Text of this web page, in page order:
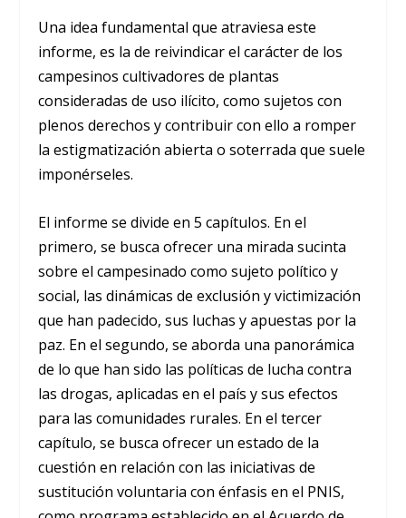
Una idea fundamental que atraviesa este
informe, es la de reivindicar el carácter de los
campesinos cultivadores de plantas
consideradas de uso ilícito, como sujetos con
plenos derechos y contribuir con ello a romper
la estigmatización abierta o soterrada que suele
imponérseles.
El informe se divide en 5 capítulos. En el
primero, se busca ofrecer una mirada sucinta
sobre el campesinado como sujeto político y
social, las dinámicas de exclusión y victimización
que han padecido, sus luchas y apuestas por la
paz. En el segundo, se aborda una panorámica
de lo que han sido las políticas de lucha contra
las drogas, aplicadas en el país y sus efectos
para las comunidades rurales. En el tercer
capítulo, se busca ofrecer un estado de la
cuestión en relación con las iniciativas de
sustitución voluntaria con énfasis en el PNIS,